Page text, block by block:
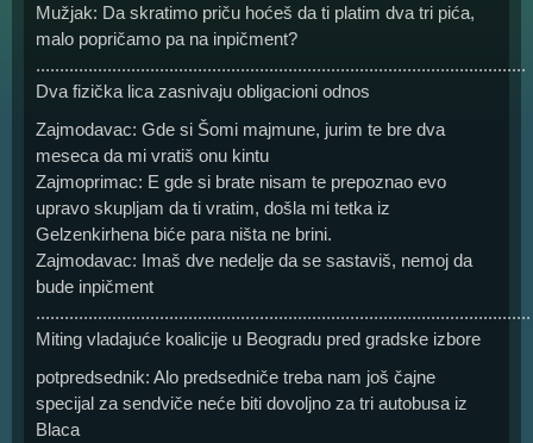
Mužjak: Da skratimo priču hoćeš da ti platim dva tri pića,
malo popričamo pa na inpičment?
.......................................................................................................
Dva fizička lica zasnivaju obligacioni odnos
Zajmodavac: Gde si Šomi majmune, jurim te bre dva
meseca da mi vratiš onu kintu
Zajmoprimac: E gde si brate nisam te prepoznao evo
upravo skupljam da ti vratim, došla mi tetka iz
Gelzenkirhena biće para ništa ne brini.
Zajmodavac: Imaš dve nedelje da se sastaviš, nemoj da
bude inpičment
........................................................................................................
Miting vladajuće koalicije u Beogradu pred gradske izbore
potpredsednik: Alo predsedniče treba nam još čajne
specijal za sendviče neće biti dovoljno za tri autobusa iz
Blaca